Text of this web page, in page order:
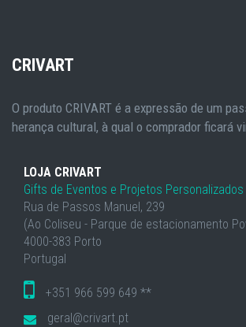
CRIVART
O produto CRIVART é a expressão de um
herança cultural, à qual o comprador ficará
LOJA CRIVART
Gifts de Eventos e Projetos Personalizados
Rua de Passos Manuel, 239
(Ao Coliseu - Parque de estacionamento
4000-383 Porto
Portugal
+351 966 599 649 **
geral@crivart.pt